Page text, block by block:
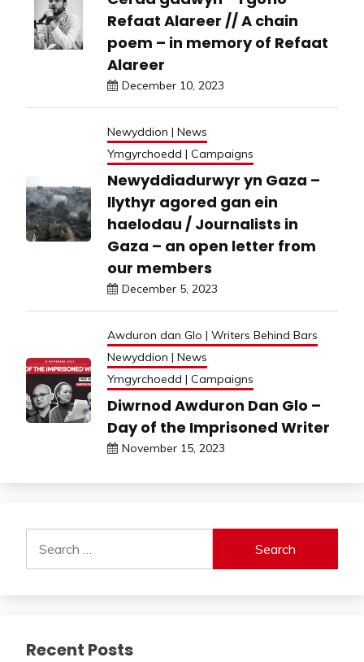
Refaat Alareer // A chain
poem – in memory of Refaat
Alareer
December 10, 2023
Newyddion | News
Ymgyrchoedd | Campaigns
Newyddiadurwyr yn Gaza –
llythyr agored gan ein
haelodau / Journalists in
Gaza – an open letter from
our members
December 5, 2023
Awduron dan Glo | Writers Behind Bars
Newyddion | News
Ymgyrchoedd | Campaigns
Diwrnod Awduron Dan Glo –
Day of the Imprisoned Writer
November 15, 2023
for:
Recent Posts